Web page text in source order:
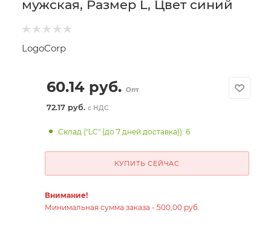
мужская, Размер L, Цвет синий
LogoCorp
60.14руб. Опт
72.17 руб. с НДС
Склад ("LC" (до 7 дней доставка)): 6
КУПИТЬ СЕЙЧАС
Внимание!
Минимальная сумма заказа - 500,00 руб.